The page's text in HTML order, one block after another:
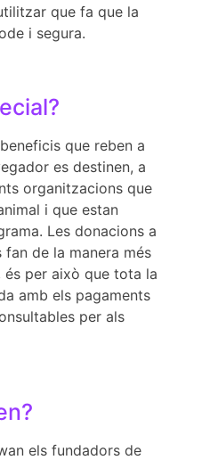
que fa que la
i segura.
que reben a
es destinen, a
organitzacions que
i que estan
Les donacions a
de la manera més
per això que tota la
amb els pagaments
per als
els fundadors de